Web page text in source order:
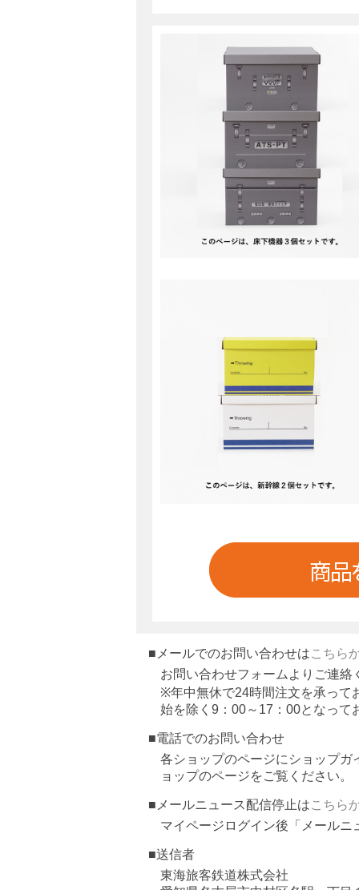
■メールでのお問い合わせはこちら
お問い合わせフォームよりご連絡
※年中無休で24時間注文を承って
始を除く9：00～17：00となって
■電話でのお問い合わせ
各ショップのページにショップ
ョップのページをご覧ください。
■メールニュース配信停止はこちら
マイページログイン後「メール
■送信者
東海旅客鉄道株式会社